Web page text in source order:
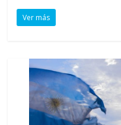
Ver más